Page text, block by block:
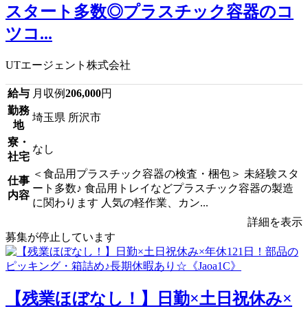
スタート多数◎プラスチック容器のコ
ツコ...
UTエージェント株式会社
給与 月収例206,000円
勤務
地
埼玉県 所沢市
寮・
社宅
なし
仕事
内容
＜食品用プラスチック容器の検査・梱包＞ 未経験スタ
ート多数♪ 食品用トレイなどプラスチック容器の製造
に関わります 人気の軽作業、カン...
詳細を表示
募集が停止しています
【残業ほぼなし！】日勤×土日祝休み×